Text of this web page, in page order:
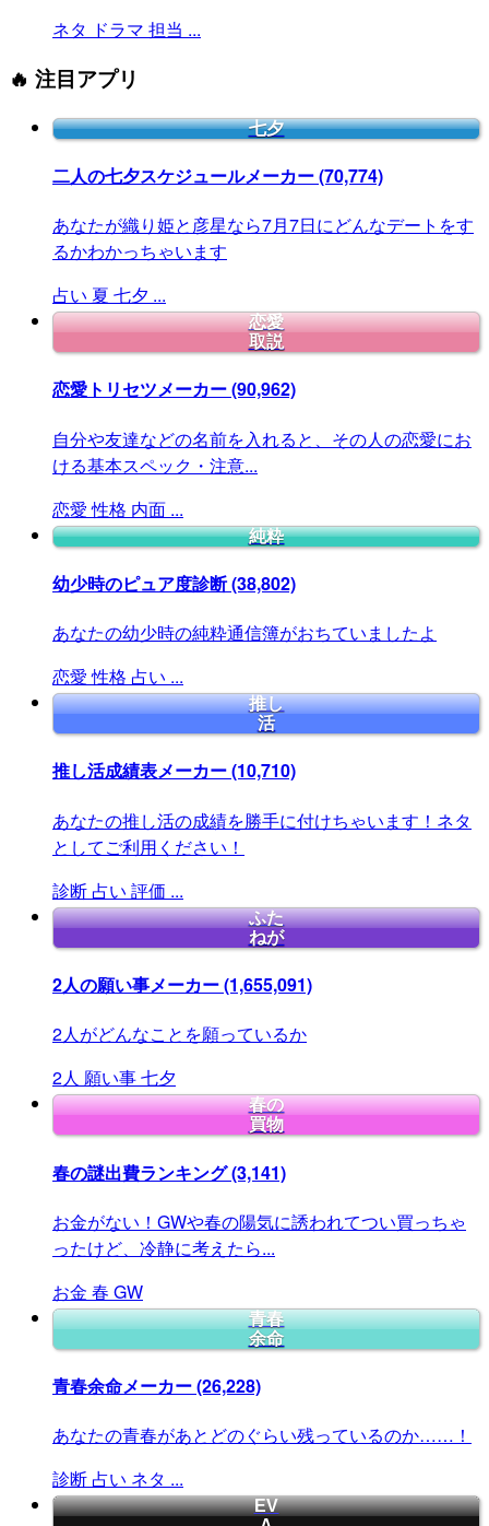
ネタ ドラマ 担当 ...
🔥 注目アプリ
七夕
二人の七夕スケジュールメーカー(70,774)
あなたが織り姫と彦星なら7月7日にどんなデートをす
るかわかっちゃいます
占い 夏 七夕 ...
恋愛
取説
恋愛トリセツメーカー(90,962)
自分や友達などの名前を入れると、その人の恋愛にお
ける基本スペック・注意...
恋愛 性格 内面 ...
純粋
幼少時のピュア度診断(38,802)
あなたの幼少時の純粋通信簿がおちていましたよ
恋愛 性格 占い ...
推し
活
推し活成績表メーカー(10,710)
あなたの推し活の成績を勝手に付けちゃいます！ネタ
としてご利用ください！
診断 占い 評価 ...
ふた
ねが
2人の願い事メーカー(1,655,091)
2人がどんなことを願っているか
2人 願い事七夕
春の
買物
春の謎出費ランキング(3,141)
お金がない！GWや春の陽気に誘われてつい買っちゃ
ったけど、冷静に考えたら...
お金 春 GW
青春
余命
青春余命メーカー(26,228)
あなたの青春があとどのぐらい残っているのか……！
診断 占い ネタ ...
EV